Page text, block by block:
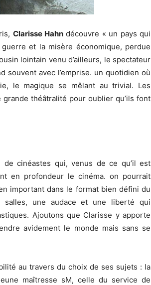
Clarisse Hahn découvre « un pays qui
et la misère économique, perdue
lointain venu d’ailleurs, le spectateur
souvent avec l’emprise. un quotidien où
le magique se mêlant au trivial. Les
théâtralité pour oublier qu’ils font
cinéastes qui, venus de ce qu’il est
en profondeur le cinéma. on pourrait
important dans le format bien défini du
une audace et une liberté qui
Ajoutons que Clarisse y apporte
avidement le monde mais sans se
au travers du choix de ses sujets : la
maîtresse sM, celle du service de